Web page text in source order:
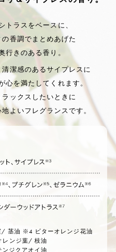
トラスをベースに、
香調でまとめあげた
行きのある香り。
潔感のあるサイプレスに
心を満たしてくれます。
ックスしたいときに
よいフレグランスです。
茎油 ※4 ビターオレンジ花油
ンジ葉/ 枝油
ジクアオイ油